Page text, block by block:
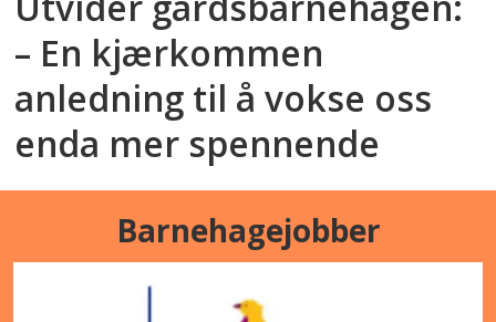
– En kjærkommen
anledning til å vokse oss
enda mer spennende
Barnehagejobber